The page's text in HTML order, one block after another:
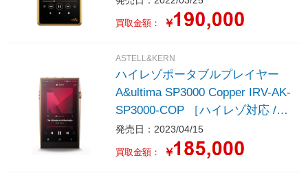
買取金額： ￥
ASTELL&KERN
ハイレゾポータブルプレイヤー
A&ultima SP3000 Copper IRV-AK-
SP3000-COP ［ハイレゾ対応 /25
6GB］
発売日：2023/04/15
買取金額： ￥